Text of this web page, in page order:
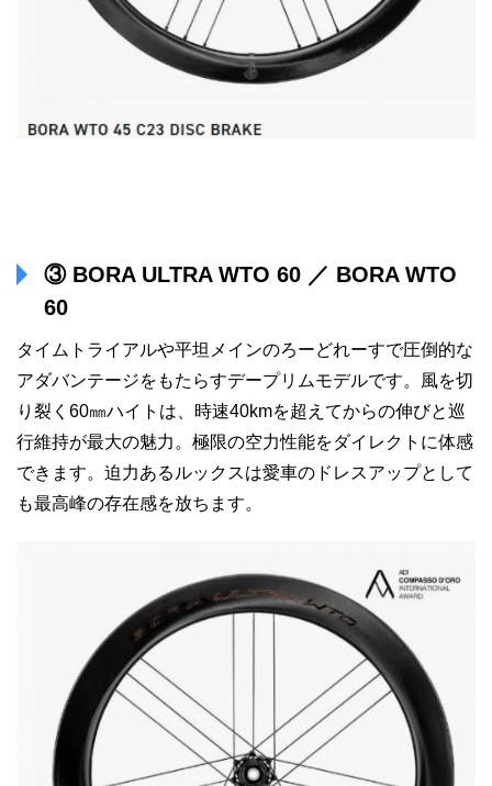
③ BORA ULTRA WTO 60 ／ BORA WTO
60
タイムトライアルや平坦メインのろーどれーすで圧倒的な
アダバンテージをもたらすデープリムモデルです。風を切
り裂く60㎜ハイトは、時速40kmを超えてからの伸びと巡
行維持が最大の魅力。極限の空力性能をダイレクトに体感
できます。迫力あるルックスは愛車のドレスアップとして
も最高峰の存在感を放ちます。